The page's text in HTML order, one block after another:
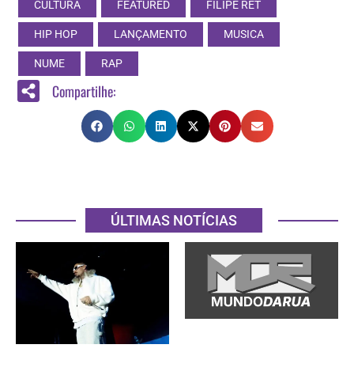
CULTURA FEATURED FILIPE RET
HIP HOP LANÇAMENTO MUSICA
NUME RAP
Compartilhe:
ÚLTIMAS NOTÍCIAS